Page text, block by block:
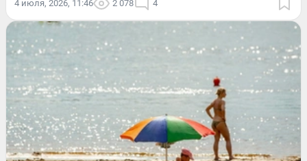
4 июля, 2026, 11:46 2 078 4